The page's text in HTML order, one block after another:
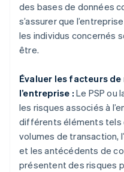
des bases de données
s’assurer que
les individus concernés
être.
Évaluer les facteurs
l’entreprise : Le PSP ou
les risques associés à
différents éléments tels
volumes de transaction,
et les antécédents de
présentent des risques